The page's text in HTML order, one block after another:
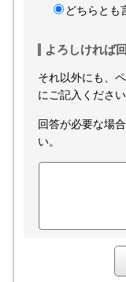
どちらとも
よろしければ
それ以外にも、
にご記入ください
回答が必要な場合
い。